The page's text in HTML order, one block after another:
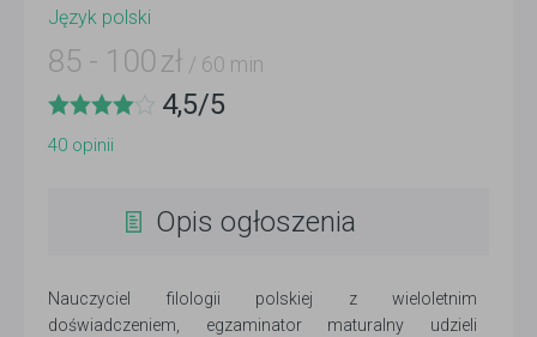
Język polski
85 - 100 zł / 60 min
4,5/5
40 opinii
Opis ogłoszenia
Nauczyciel filologii polskiej z wieloletnim
doświadczeniem, egzaminator maturalny udzieli